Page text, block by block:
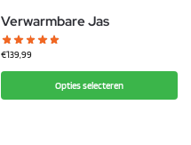
Verwarmbare Jas
€139,99
Opties selecteren